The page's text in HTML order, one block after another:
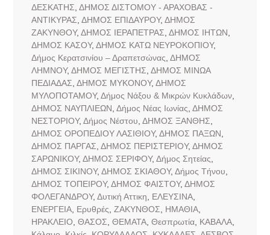
ΔΕΣΚΑΤΗΣ ΔΗΜΟΣ ΔΙΣΤΟΜΟΥ - ΑΡΑΧΟΒΑΣ -
ΑΝΤΙΚΥΡΑΣ ΔΗΜΟΣ ΕΠΙΔΑΥΡΟΥ, ΔΗΜΟΣ
ΖΑΚΥΝΘΟΥ, ΔΗΜΟΣ ΙΕΡΑΠΕΤΡΑΣ ΔΗΜΟΣ ΙΗΤΩΝ
ΔΗΜΟΣ ΚΑΣΟΥ, ΔΗΜΟΣ ΚΑΤΩ ΝΕΥΡΟΚΟΠΙΟΥ,
Δήμος Κερατσινίου – Δραπετσώνας ΔΗΜΟΣ
ΛΗΜΝΟΥ, ΔΗΜΟΣ ΜΕΓΙΣΤΗΣ ΔΗΜΟΣ ΜΙΝΩΑ
ΠΕΔΙΑΔΑΣ ΔΗΜΟΣ ΜΥΚΟΝΟΥ, ΔΗΜΟΣ
ΜΥΛΟΠΟΤΑΜΟΥ, Δήμος Νάξου & Μικρών Κυκλάδων,
ΔΗΜΟΣ ΝΑΥΠΛΙΕΩΝ Δήμος Νέας Ιωνίας ΔΗΜΟΣ
ΝΕΣΤΟΡΙΟΥ, Δήμος Νέστου ΔΗΜΟΣ ΞΑΝΘΗΣ
ΔΗΜΟΣ ΟΡΟΠΕΔΙΟΥ ΛΑΣΙΘΙΟΥ, ΔΗΜΟΣ ΠΑΞΩΝ
ΔΗΜΟΣ ΠΑΡΓΑΣ ΔΗΜΟΣ ΠΕΡΙΣΤΕΡΙΟΥ, ΔΗΜΟΣ
ΣΑΡΩΝΙΚΟΥ, ΔΗΜΟΣ ΣΕΡΙΦΟΥ, Δήμος Σητείας
ΔΗΜΟΣ ΣΙΚΙΝΟΥ, ΔΗΜΟΣ ΣΚΙΑΘΟΥ, Δήμος Τήνου
ΔΗΜΟΣ ΤΟΠΕΙΡΟΥ, ΔΗΜΟΣ ΦΑΙΣΤΟΥ, ΔΗΜΟΣ
ΦΟΛΕΓΑΝΔΡΟΥ, Δυτική Αττικη ΕΛΕΥΣΙΝΑ,
ΕΝΕΡΓΕΙΑ, Ερυθρές ΖΑΚΥΝΘΟΣ ΗΜΑΘΙΑ,
ΗΡΑΚΛΕΙΟ ΘΑΣΟΣ ΘΕΜΑΤΑ, Θεσπρωτία, ΚΑΒΑΛΑ,